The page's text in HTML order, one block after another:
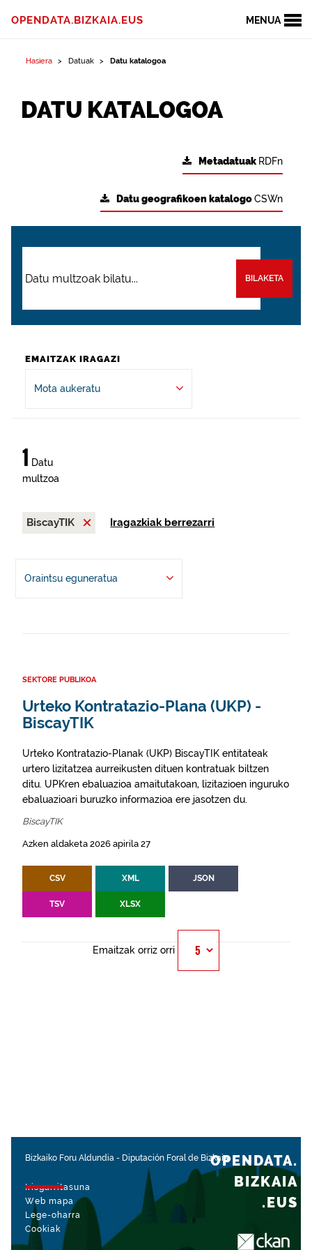
MENUA
OPENDATA.BIZKAIA.EUS
Hasiera Datuak Datu katalogoa
DATU KATALOGOA
Metadatuak RDFn
Datu geografikoen katalogoCSWn
BILAKETA
EMAITZAK IRAGAZI
Mota aukeratu
1 Datu
multzoa
BiscayTIK Iragazkiak berrezarri
Oraintsu eguneratua
SEKTORE PUBLIKOA
Urteko Kontratazio-Plana (UKP) -
BiscayTIK
Urteko Kontratazio-Planak (UKP) BiscayTIK entitateak
urtero lizitatzea aurreikusten dituen kontratuak biltzen
ditu. UPKren ebaluazioa amaitutakoan, lizitazioen inguruko
ebaluazioari buruzko informazioa ere jasotzen du.
BiscayTIK
Azken aldaketa 2026 apirila 27
CSV XML JSON
TSV XLSX
Emaitzak orriz orri
Bizkaiko Foru Aldundia - Diputación Foral de Bizkaia
Irisgarritasuna
Web mapa
Lege-oharra
Cookiak
OPENDATA.
BIZKAIA
.EUS